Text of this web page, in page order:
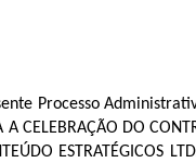
Processo
CELEBRAÇÃO DO